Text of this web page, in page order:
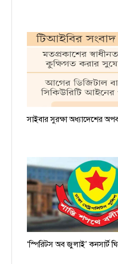
সাইবার সুরক্ষা অধ্যাদেশের
‘স্পিরিটস অব জুলাই’ কনসার্ট